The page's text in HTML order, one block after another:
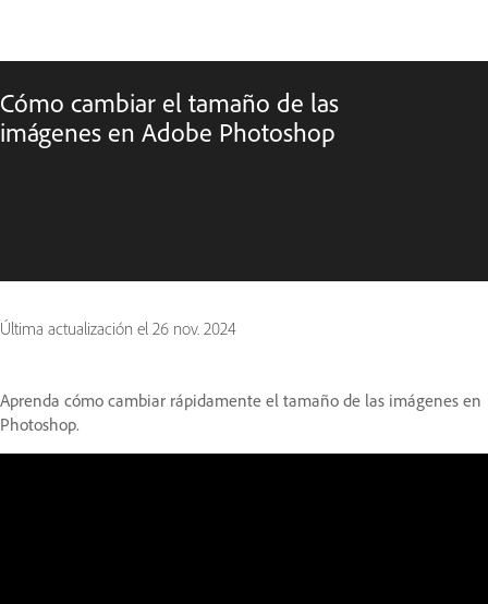
Cómo cambiar el tamaño de las
imágenes en Adobe Photoshop
Última actualización el 26 nov. 2024
Aprenda cómo cambiar rápidamente el tamaño de las imágenes en
Photoshop.